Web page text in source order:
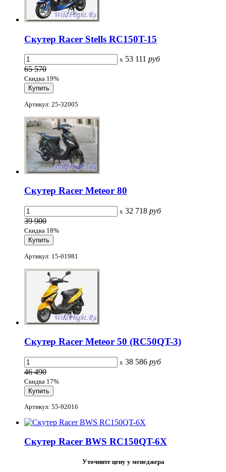
Скутер Racer Stells RC150T-15
x 53 111 руб
65 570
Скидка 19%
Артикул: 25-32005
Скутер Racer Meteor 80
x 32 718 руб
39 900
Скидка 18%
Артикул: 15-01981
Скутер Racer Meteor 50 (RC50QT-3)
x 38 586 руб
46 490
Скидка 17%
Артикул: 55-92016
Скутер Racer BWS RC150QT-6X
Уточните цену у менеджера